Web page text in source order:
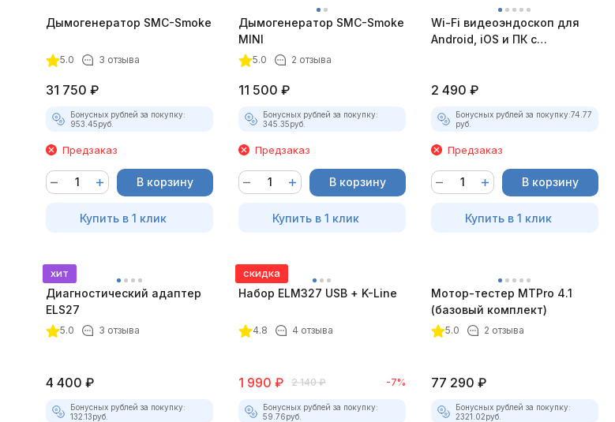
Дымогенератор SMC-Smoke
5.0 3 отзыва
31 750 ₽
Бонусных рублей за покупку:
953.45руб.
Предзаказ
В корзину
Купить в 1 клик
Дымогенератор SMC-Smoke
MINI
5.0 2 отзыва
11 500 ₽
Бонусных рублей за покупку:
345.35руб.
Предзаказ
В корзину
Купить в 1 клик
Wi-Fi видеоэндоскоп для
Android, iOS и ПК с
2 490 ₽
Бонусных рублей за покупку:74.77
руб.
Предзаказ
В корзину
Купить в 1 клик
хит
Диагностический адаптер
ELS27
5.0 3 отзыва
4 400 ₽
Бонусных рублей за покупку:
132.13руб.
скидка
Набор ELM327 USB + K-Line
4.8 4 отзыва
1 990 ₽ 2 140 ₽ -7%
Бонусных рублей за покупку:
59.76руб.
Мотор-тестер MTPro 4.1
(базовый комплект)
5.0 2 отзыва
77 290 ₽
Бонусных рублей за покупку:
2321.02руб.